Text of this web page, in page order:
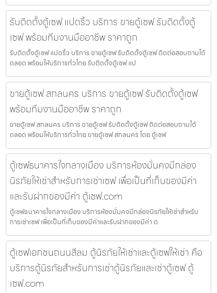
รับติดตั้งตู้เซฟ แปดริ้ว บริการ ขายตู้เซฟ รับติดตั้งตู้
เซฟ พร้อมทีมงานมืออาชีพ ราคาถูก
รับติดตั้งตู้เซฟ แปดริ้ว บริการ ขายตู้เซฟ รับติดตั้งตู้เซฟ ติดต่อสอบถามได้
ตลอด พร้อมให้บริการทั่วไทย รับติดตั้งตู้เซฟ แป
ขายตู้เซฟ สกลนคร บริการ ขายตู้เซฟ รับติดตั้งตู้เซฟ
พร้อมทีมงานมืออาชีพ ราคาถูก
ขายตู้เซฟ สกลนคร บริการ ขายตู้เซฟ รับติดตั้งตู้เซฟ ติดต่อสอบถามได้
ตลอด พร้อมให้บริการทั่วไทย ขายตู้เซฟ สกลนคร โดย ตู้เซฟ
ตู้เซฟธนาคารใจกลางเมือง บริการห้องมั่นคงมีกล่อง
นิรภัยให้เช่าสำหรับการเช่าเซฟ เพื่อเป็นที่เก็บของมีค่า
และรับฝากของมีค่า ตู้เซฟ.com
ตู้เซฟธนาคารใจกลางเมือง บริการห้องมั่นคงมีกล่องนิรภัยให้เช่าสำหรับ
การเช่าเซฟ เพื่อเป็นที่เก็บของมีค่าและรับฝากของมีค่า ต
ตู้เซฟเอกชนถนนสีลม ตู้นิรภัยให้เช่าและตู้เซฟให้เช่า คือ
บริการตู้นิรภัยสำหรับการเช่าตู้นิรภัยและเช่าตู้เซฟ ตู้
เซฟ.com